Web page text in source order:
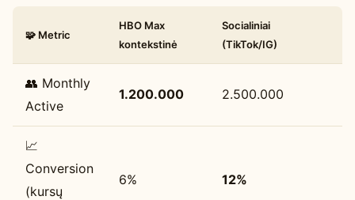
🧩 Metric
HBO Max
kontekstinė
Socialiniai
(TikTok/IG)
👥 Monthly
Active
1.200.000 2.500.000
📈
Conversion
(kursų
6% 12%